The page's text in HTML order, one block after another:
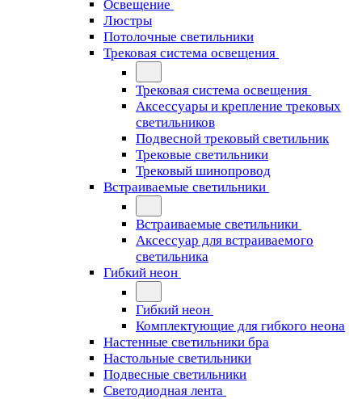
Освещение
Люстры
Потолочные светильники
Трековая система освещения
Трековая система освещения
Аксессуары и крепление трековых
светильников
Подвесной трековый светильник
Трековые светильники
Трековый шинопровод
Встраиваемые светильники
Встраиваемые светильники
Аксессуар для встраиваемого
светильника
Гибкий неон
Гибкий неон
Комплектующие для гибкого неона
Настенные светильники бра
Настольные светильники
Подвесные светильники
Светодиодная лента